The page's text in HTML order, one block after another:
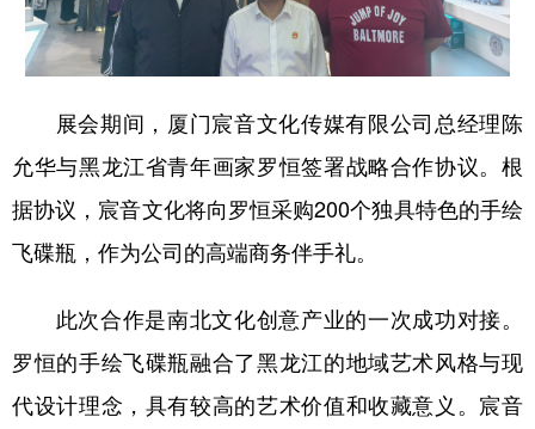
地方频道
北京 天津 河北 山西
辽宁 吉林 上海 江苏
浙江 安徽 福建 江西
山东 河南 湖南
四川 贵州 云南 西藏
陕西 甘肃 青海 宁夏
展会期间，厦门宸音文化传媒有限公司总经理陈
允华与黑龙江省青年画家罗恒签署战略合作协议。根
据协议，宸音文化将向罗恒采购200个独具特色的手绘
飞碟瓶，作为公司的高端商务伴手礼。
此次合作是南北文化创意产业的一次成功对接。
罗恒的手绘飞碟瓶融合了黑龙江的地域艺术风格与现
代设计理念，具有较高的艺术价值和收藏意义。宸音